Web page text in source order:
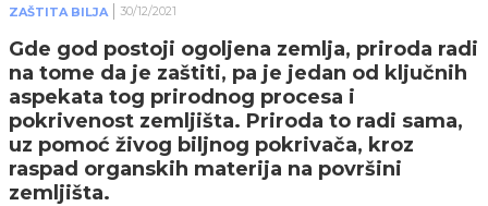
ZAŠTITA BILJA 30/12/2021
Gde god postoji ogoljena zemlja, priroda radi
na tome da je zaštiti, pa je jedan od ključnih
aspekata tog prirodnog procesa i
pokrivenost zemljišta. Priroda to radi sama,
uz pomoć živog biljnog pokrivača, kroz
raspad organskih materija na površini
zemljišta.